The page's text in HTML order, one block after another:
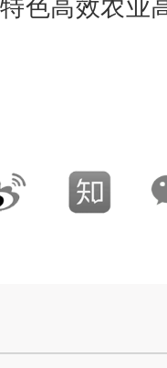
色高效农业